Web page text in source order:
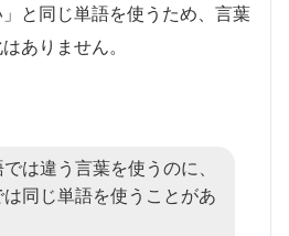
と同じ単語を使うため、言葉
ありません。
は違う言葉を使うのに、
同じ単語を使うことがあ